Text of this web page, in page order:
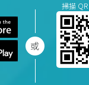
掃描